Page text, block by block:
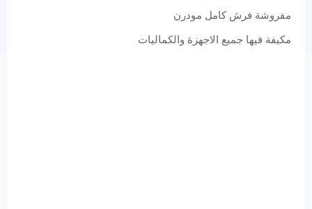
مفروشة فرش كامل مودرن
مكيفة فيها جميع الاجهزة والكماليات